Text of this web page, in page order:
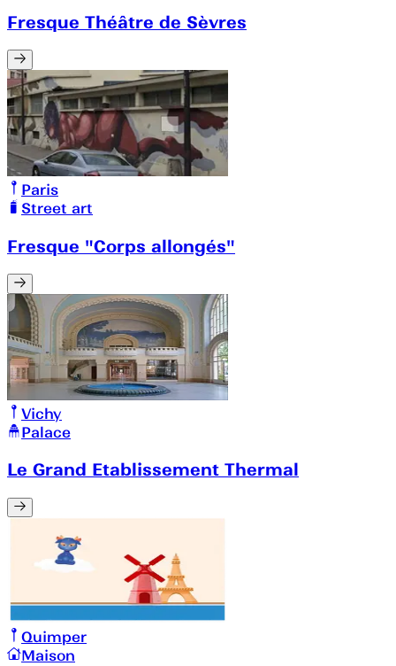
Fresque Théâtre de Sèvres
Paris
Street art
Fresque "Corps allongés"
Vichy
Palace
Le Grand Etablissement Thermal
Quimper
Maison